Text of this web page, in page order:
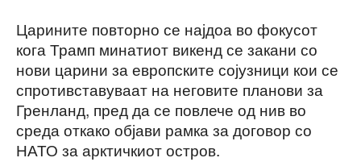
Царините повторно се најдоа во фокусот
кога Трамп минатиот викенд се закани со
нови царини за европските сојузници кои се
спротивставуваат на неговите планови за
Гренланд, пред да се повлече од нив во
среда откако објави рамка за договор со
НАТО за арктичкиот остров.